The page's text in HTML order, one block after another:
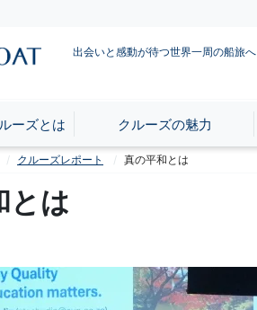
出会いと感動が待つ世界一周の船旅へ
ーズとは クルーズの魅力
クルーズレポート 真の平和とは
とは